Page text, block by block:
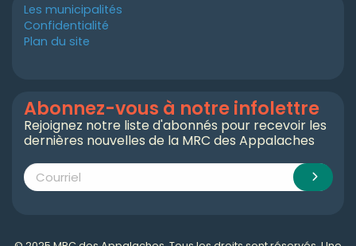
Les municipalités
Confidentialité
Plan du site
Abonnez-vous à notre infolettre
Rejoignez notre liste d'abonnés pour recevoir les
dernières nouvelles de la MRC des Appalaches